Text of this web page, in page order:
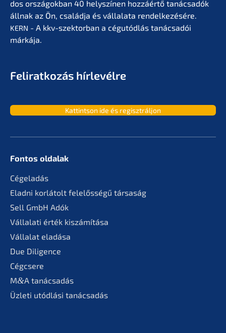
dos orszá­gok­ban 40 helyszí­nen hozzá­értő tanác­sa­dók
állnak az Ön, család­ja és vállala­ta rendel­ke­zé­sé­re.
KERN - A kkv-szektor­ban a cégutód­lás tanác­sa­dói
márkája.
Feliratko­zás hírlevélre
Kattint­son ide és regisztráljon
Fontos oldalak
Cégela­dás
Eladni korlá­tolt felelős­sé­gű társaság
Sell GmbH Adók
Vállala­ti érték kiszámítása
Válla­lat eladása
Due Diligence
Cégcse­re
M&A tanác­sa­dás
Üzleti utódlá­si tanácsadás